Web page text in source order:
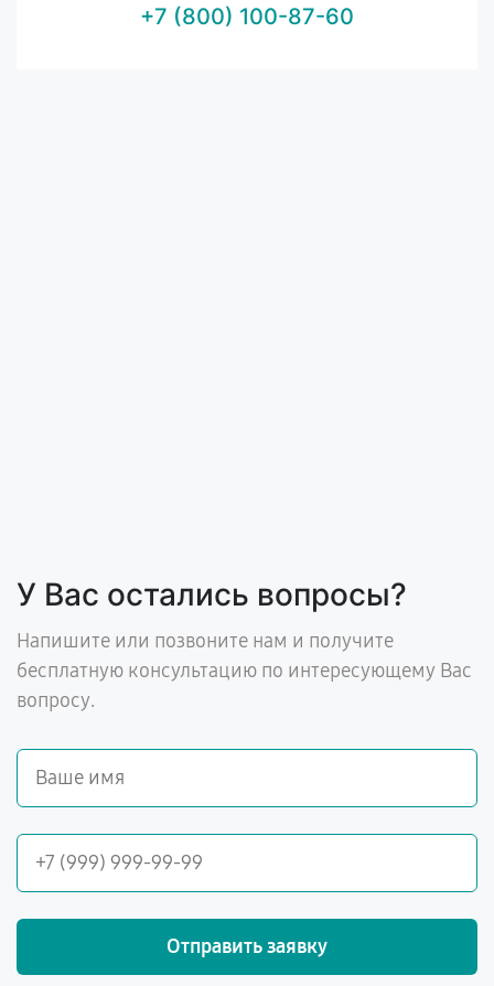
+7 (800) 100-87-60
У Вас остались вопросы?
Напишите или позвоните нам и получите
бесплатную консультацию по интересующему Вас
вопросу.
Отправить заявку